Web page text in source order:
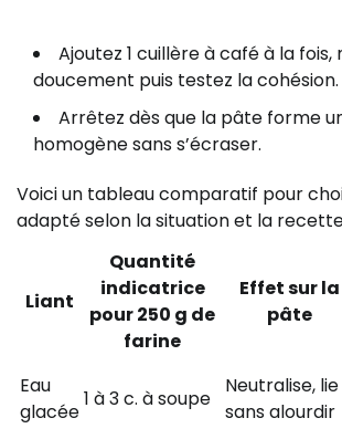
Ajoutez 1 cuillère à café à la fois,
doucement puis testez la cohésion.
Arrêtez dès que la pâte forme
homogène sans s’écraser.
Voici un tableau comparatif pour
adapté selon la situation et la
Liant
Quantité
indicatrice
pour 250 g de
farine
Effet sur la
pâte
Eau
glacée
1 à 3 c. à soupe
Neutralise, lie
sans alourdir